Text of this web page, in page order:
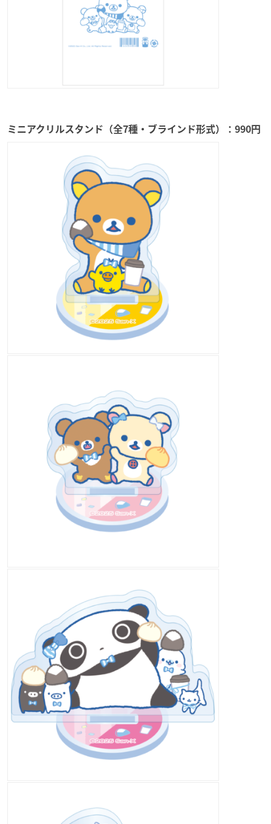
ミニアクリルスタンド（全7種・ブラインド形式）：990円